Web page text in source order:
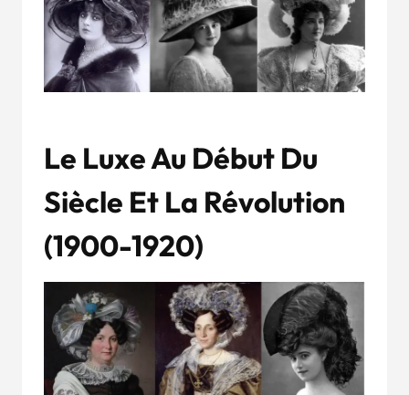
Le Luxe Au Début Du
Siècle Et La Révolution
(1900-1920)